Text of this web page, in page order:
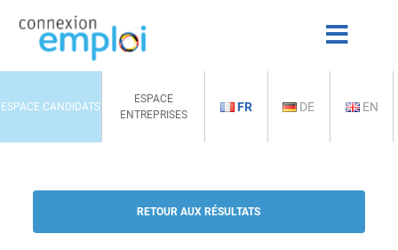
ESPACE CANDIDATS
ESPACE
ENTREPRISES
FR DE EN
RETOUR AUX RÉSULTATS